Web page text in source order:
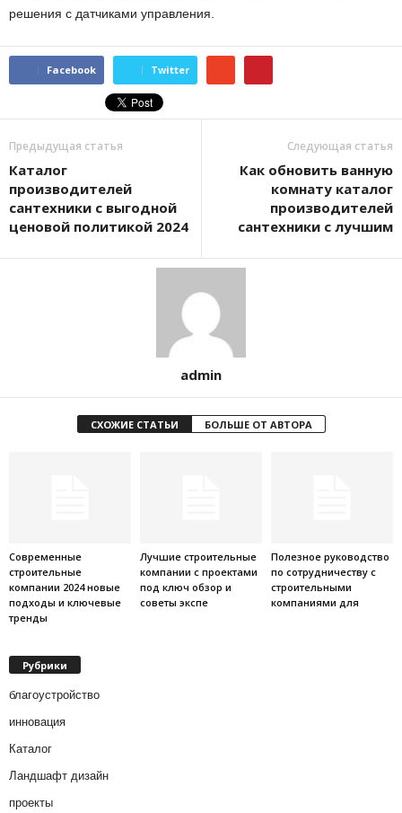
решения с датчиками управления.
Facebook Twitter
Предыдущая статья
Каталог
производителей
сантехники с выгодной
ценовой политикой 2024
Следующая статья
Как обновить ванную
комнату каталог
производителей
сантехники с лучшим
admin
СХОЖИЕ СТАТЬИ БОЛЬШЕ ОТ АВТОРА
Современные
строительные
компании 2024 новые
подходы и ключевые
тренды
Лучшие строительные
компании с проектами
под ключ обзор и
советы экспе
Полезное руководство
по сотрудничеству с
строительными
компаниями для
Рубрики
благоустройство
инновация
Каталог
Ландшафт дизайн
проекты